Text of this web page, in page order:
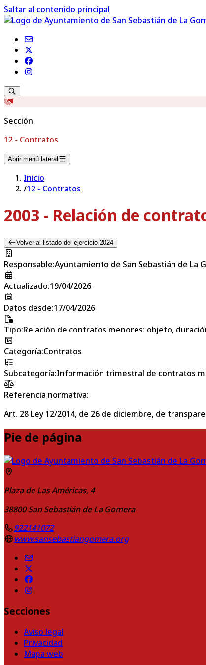
Saltar al contenido principal
Sección
12 - Contratos
Abrir menú lateral
Inicio
/12 - Contratos
2003 - Relación de
Volver al listado del ejercicio 2024
Responsable:Ayuntamiento de San Sebastián de La
Actualizado:19/04/2026
Datos desde:17/04/2026
Tipo:Relación de contratos menores: objeto,
Categoría:Contratos
Subcategoría:Información trimestral de contratos
Referencia normativa:
Art. 28 Ley 12/2014, de 26 de diciembre, de
Pie de página
Plaza de Las Américas, 4
38800 San Sebastián de La Gomera
922141072
www.sansebastiangomera.org
Secciones
Aviso legal
Privacidad
Mapa web